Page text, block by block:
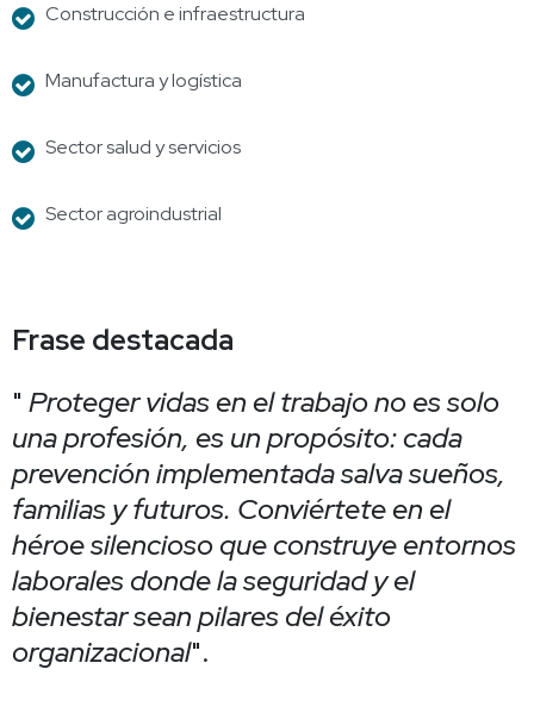
Construcción e infraestructura
Manufactura y logística
Sector salud y servicios
Sector agroindustrial
Frase destacada
" Proteger vidas en el trabajo no es solo
una profesión, es un propósito: cada
prevención implementada salva sueños,
familias y futuros. Conviértete en el
héroe silencioso que construye entornos
laborales donde la seguridad y el
bienestar sean pilares del éxito
organizacional".